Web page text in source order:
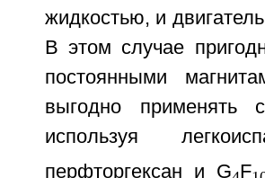
жидкостью, и
В этом случае
постоянными
выгодно применять
используя
перфторгексан и G F